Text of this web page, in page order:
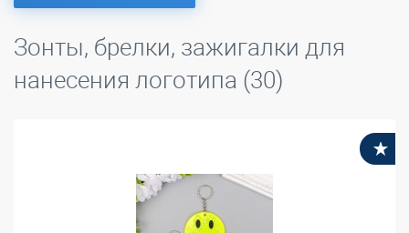
Зонты, брелки, зажигалки для
нанесения логотипа (30)